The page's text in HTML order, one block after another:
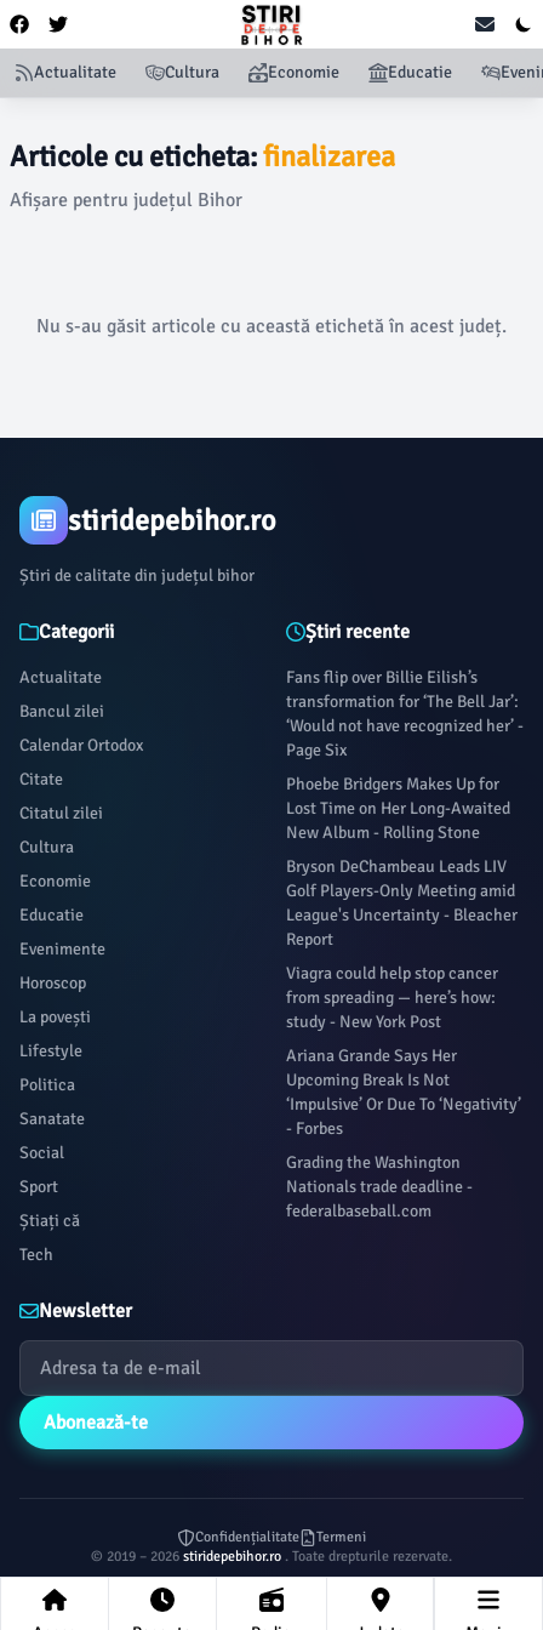
Actualitate Cultura Economie Educatie
Articole cu eticheta:finalizarea
Afișare pentru județul Bihor
Nu s-au găsit articole cu această etichetă în acest județ.
stiridepebihor.ro
Știri de calitate din județul bihor
Categorii
Actualitate
Bancul zilei
Calendar Ortodox
Citate
Citatul zilei
Cultura
Economie
Educatie
Evenimente
Horoscop
La povești
Lifestyle
Politica
Sanatate
Social
Sport
Știați că
Tech
Știri recente
Fans flip over Billie Eilish’s
transformation for ‘The Bell Jar’:
‘Would not have recognized her’ -
Page Six
Phoebe Bridgers Makes Up for
Lost Time on Her Long-Awaited
New Album - Rolling Stone
Bryson DeChambeau Leads LIV
Golf Players-Only Meeting amid
League's Uncertainty - Bleacher
Report
Viagra could help stop cancer
from spreading — here’s how:
study - New York Post
Ariana Grande Says Her
Upcoming Break Is Not
‘Impulsive’ Or Due To ‘Negativity’
- Forbes
Grading the Washington
Nationals trade deadline -
federalbaseball.com
Newsletter
Abonează-te
Confidențialitate
Termeni
© 2019 – 2026 stiridepebihor.ro . Toate drepturile rezervate.